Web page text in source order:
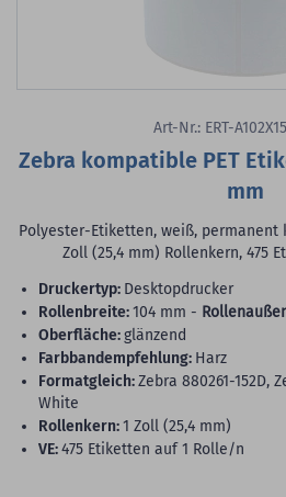
Art-Nr.: ERT-
Zebra kompatible PET
mm
Polyester-Etiketten, weiß, permanent
Zoll (25,4 mm) Rollenkern, 475
Druckertyp: Desktopdrucker
Rollenbreite:104 mm -
Oberfläche:glänzend
Farbbandempfehlung: Harz
Formatgleich:Zebra 880261-152D,
White
Rollenkern:1 Zoll (25,4 mm)
VE:475 Etiketten auf 1 Rolle/n